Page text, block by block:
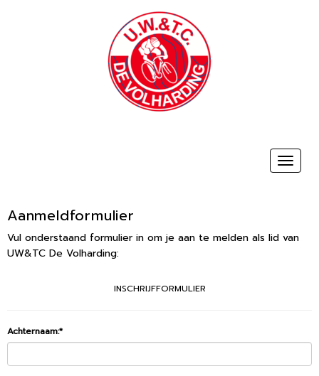
Toggle
Aanmeldformulier
Vul onderstaand formulier in om je aan te melden als lid van
UW&TC De Volharding:
INSCHRIJFFORMULIER
Achternaam:*